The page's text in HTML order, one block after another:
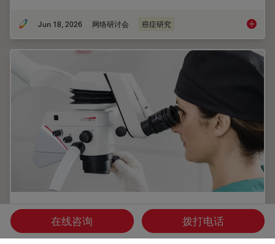
Jun 18, 2026 网络研讨会 癌症研究 Spatial
选择牙科显微镜时需考虑的六大特性
在牙医学中，手术显微镜对于进行高质量和成功的手术来说变
在线咨询 拨打电话